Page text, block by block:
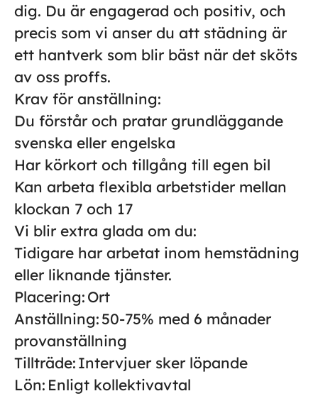
dig. Du är engagerad och positiv, och
precis som vi anser du att städning är
ett hantverk som blir bäst när det sköts
av oss proffs.
Krav för anställning:
Du förstår och pratar grundläggande
svenska eller engelska
Har körkort och tillgång till egen bil
Kan arbeta flexibla arbetstider mellan
klockan 7 och 17
Vi blir extra glada om du:
Tidigare har arbetat inom hemstädning
eller liknande tjänster.
Placering:Ort
Anställning:50-75% med 6 månader
provanställning
Tillträde:Intervjuer sker löpande
Lön: Enligt kollektivavtal